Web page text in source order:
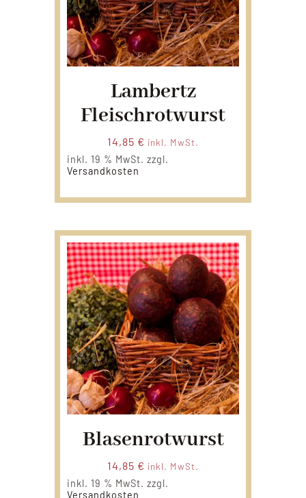
Lambertz
Fleischrotwurst
14,85 € inkl. MwSt.
inkl. 19 % MwSt. zzgl.
Versandkosten
Blasenrotwurst
14,85 € inkl. MwSt.
inkl. 19 % MwSt. zzgl.
Versandkosten